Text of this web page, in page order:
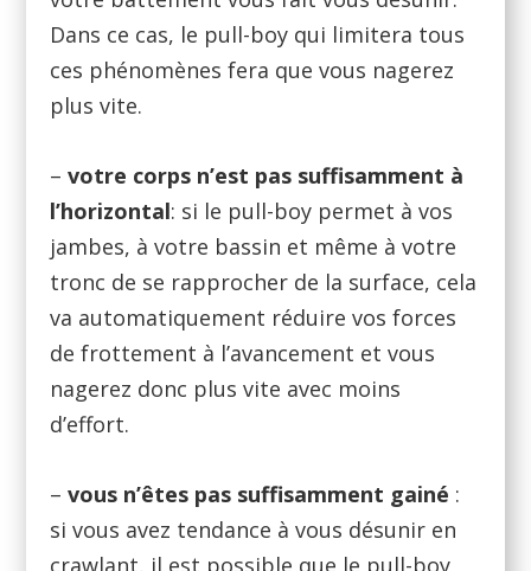
Dans ce cas, le pull-boy qui limitera tous
ces phénomènes fera que vous nagerez
plus vite.
–votre corps n’est pas suffisamment à
l’horizontal: si le pull-boy permet à vos
jambes, à votre bassin et même à votre
tronc de se rapprocher de la surface, cela
va automatiquement réduire vos forces
de frottement à l’avancement et vous
nagerez donc plus vite avec moins
d’effort.
–vous n’êtes pas suffisamment gainé :
si vous avez tendance à vous désunir en
crawlant, il est possible que le pull-boy